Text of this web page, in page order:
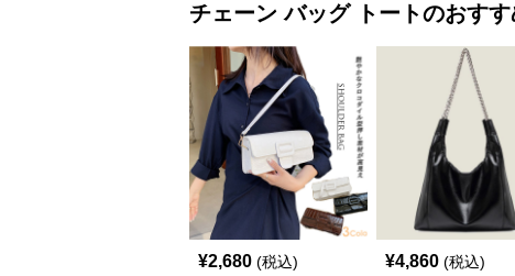
チェーン バッグ トートのおす
¥2,680 (税込) ¥4,860 (税込)